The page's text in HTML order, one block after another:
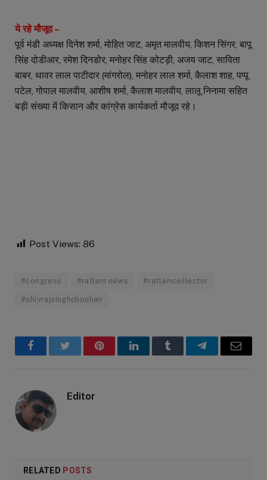
ये रहे मौजूद –
पूर्व मंडी अध्यक्ष दिनेश शर्मा, मोहित जाट, अमृत मालवीय, किशन सिंगर, बापू
सिंह दोडीआर, रमेश दिनडोर, मनोहर सिंह कोटड़ी, अजय जाट, साविता
बाबर, थावर लाल पाटीदार (मांगरोल), मनोहर लाल शर्मा, कैलाश शाह, पप्पू
पटेल, गोपाल मालवीय, आशीष शर्मा, कैलाश मालवीय, लालू निनामा सहित
बड़ी संख्या में किसान और कांग्रेस कार्यकर्ता मौजूद रहे।
Post Views: 86
#congress #ratlam news #ratlamcollector
#shivrajsinghchouhan
FacebookTwitter PinterestLinkedInTumblr TelegramEmail
Editor
RELATED POSTS